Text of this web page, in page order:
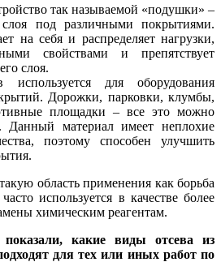
так называемой «подушки» –
под различными покрытиями.
на себя и распределяет нагрузки,
свойствами и препятствует
слоя.
используется для оборудования
Дорожки, парковки, клумбы,
площадки – все это можно
Данный материал имеет неплохие
поэтому способен улучшить
область применения как борьба
используется в качестве более
химическим реагентам.
какие виды отсева из
для тех или иных работ по